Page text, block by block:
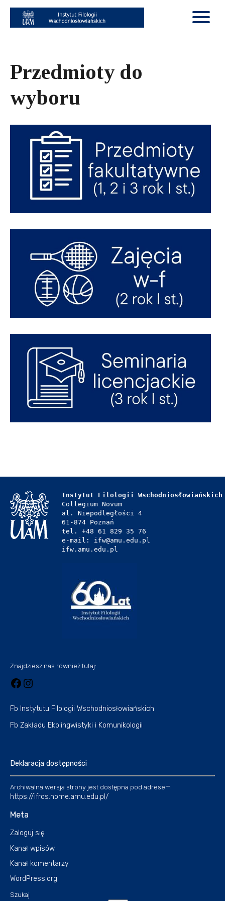
Przedmioty do
wyboru
Instytut Filologii Wschodniosłowiańskich
Collegium Novum
al. Niepodległości 4
61-874 Poznań
tel. +48 61 829 35 76
e-mail: ifw@amu.edu.pl
ifw.amu.edu.pl
Znajdziesz nas również tutaj:
Fb Instytutu Filologii Wschodniosłowiańskich
Fb Zakładu Ekolingwistyki i Komunikologii
Deklaracja dostępności
Archiwalna wersja strony jest dostępna pod adresem
https://ifros.home.amu.edu.pl/
Meta
Zaloguj się
Kanał wpisów
Kanał komentarzy
WordPress.org
Szukaj